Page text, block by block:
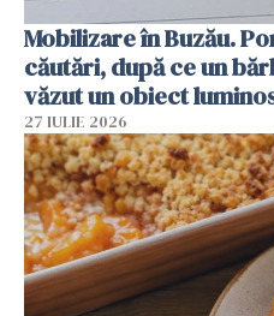
Mobilizare în Buzău.
căutări, după ce un
văzut un obiect
27 IULIE 2026